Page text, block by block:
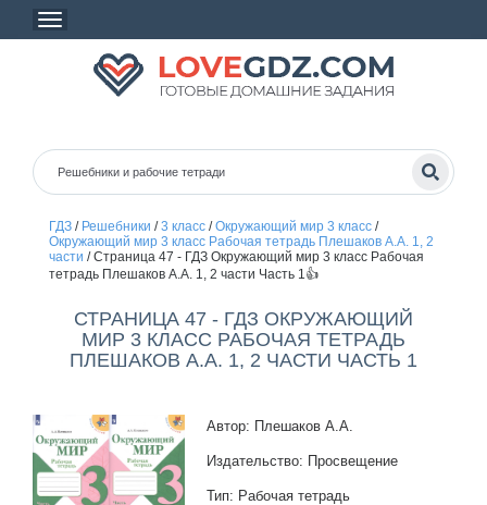
ГДЗ/ Решебники /3 класс/Окружающий мир 3 класс/
Окружающий мир 3 класс Рабочая тетрадь Плешаков А.А. 1, 2
части /Страница 47 - ГДЗ Окружающий мир 3 класс Рабочая
тетрадь Плешаков А.А. 1, 2 части Часть 1👍
СТРАНИЦА 47 - ГДЗ ОКРУЖАЮЩИЙ
МИР 3 КЛАСС РАБОЧАЯ ТЕТРАДЬ
ПЛЕШАКОВ А.А. 1, 2 ЧАСТИ ЧАСТЬ 1
Автор: Плешаков А.А.
Издательство: Просвещение
Тип: Рабочая тетрадь